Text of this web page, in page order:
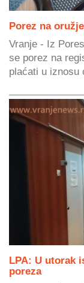
Porez na
Vranje - Iz
se porez na
plaćati u iznosu
LPA: U utorak
poreza